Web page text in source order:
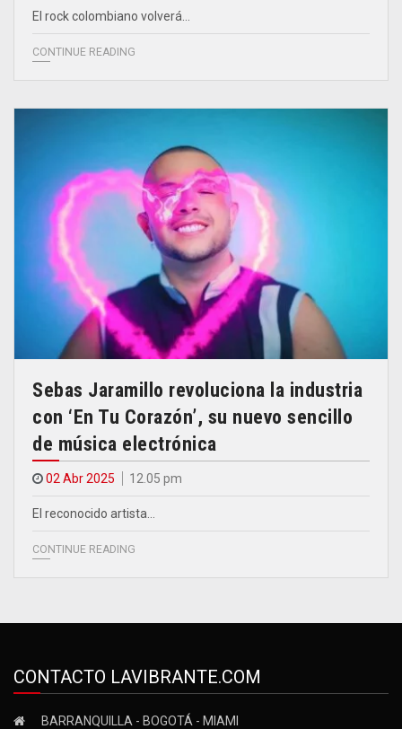
El rock colombiano volverá…
CONTINUE READING
Sebas Jaramillo revoluciona la industria
con ‘En Tu Corazón’, su nuevo sencillo
de música electrónica
02 Abr 2025 12.05 pm
El reconocido artista…
CONTINUE READING
CONTACTO LAVIBRANTE.COM
BARRANQUILLA - BOGOTÁ - MIAMI